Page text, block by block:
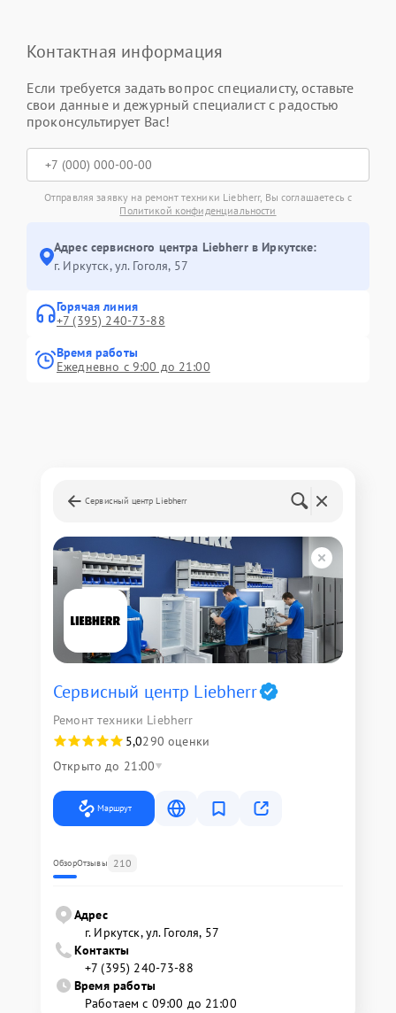
Контактная информация
Если требуется задать вопрос специалисту, оставьте
свои данные и дежурный специалист с радостью
проконсультирует Вас!
Отправляя заявку на ремонт техники Liebherr, Вы соглашаетесь с
Политикой конфиденциальности
Адрес сервисного центра Liebherr в Иркутске:
г. Иркутск, ул. ​Гоголя, 57
Горячая линия
+7 (395) 240-73-88
Время работы
Ежедневно с 9:00 до 21:00
Сервисный центр Liebherr
Сервисный центр Liebherr
Ремонт техники Liebherr
5,0290 оценки
Открыто до 21:00
Маршрут
ОбзорОтзывы 210
Адрес
г. Иркутск, ул. ​Гоголя, 57
Контакты
+7 (395) 240-73-88
Время работы
Работаем с 09:00 до 21:00